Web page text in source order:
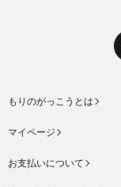
もりのがっこうとは
マイページ
お支払いについて